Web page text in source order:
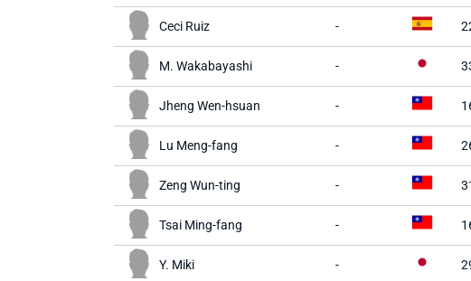
Ceci Ruiz -
M. Wakabayashi -
Jheng Wen-hsuan -
Lu Meng-fang -
Zeng Wun-ting -
Tsai Ming-fang -
Y. Miki -